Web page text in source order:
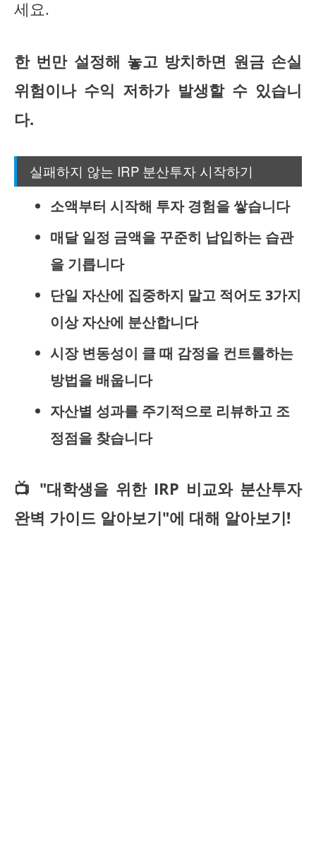
세요.
한 번만 설정해 놓고 방치하면 원금 손실
위험이나 수익 저하가 발생할 수 있습니
다.
실패하지 않는 IRP 분산투자 시작하기
소액부터 시작해 투자 경험을 쌓습니다
매달 일정 금액을 꾸준히 납입하는 습관
을 기릅니다
단일 자산에 집중하지 말고 적어도 3가지
이상 자산에 분산합니다
시장 변동성이 클 때 감정을 컨트롤하는
방법을 배웁니다
자산별 성과를 주기적으로 리뷰하고 조
정점을 찾습니다
📺 "대학생을 위한 IRP 비교와 분산투자
완벽 가이드 알아보기"에 대해 알아보기!